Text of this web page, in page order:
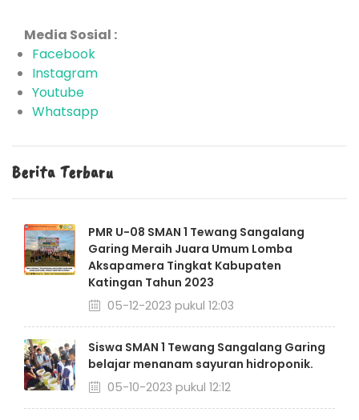
Media Sosial :
Facebook
Instagram
Youtube
Whatsapp
Berita Terbaru
PMR U-08 SMAN 1 Tewang Sangalang
Garing Meraih Juara Umum Lomba
Aksapamera Tingkat Kabupaten
Katingan Tahun 2023
05-12-2023 pukul 12:03
Siswa SMAN 1 Tewang Sangalang Garing
belajar menanam sayuran hidroponik.
05-10-2023 pukul 12:12